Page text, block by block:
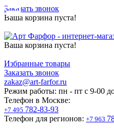
Заказать звонок
Ваша корзина пуста!
Ваша корзина пуста!
Избранные товары
Заказать звонок
zakaz@art-farfor.ru
Режим работы: пн - пт c 9-00
Телефон в Москве:
+7 495 782-83-93
Телефон для регионов: +7 963